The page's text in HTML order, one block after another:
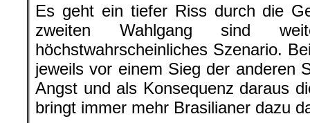
Es geht ein tiefer Riss durch die
zweiten Wahlgang sind
höchstwahrscheinliches Szenario.
jeweils vor einem Sieg der anderen
Angst und als Konsequenz daraus
bringt immer mehr Brasilianer dazu